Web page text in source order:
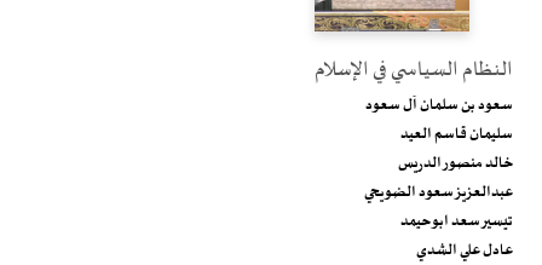
النظام السياسي في الإسلام
سعود بن سلمان آل سعود
سليمان قاسم العيد
خالد منصور الدريس
عبدالعزيز سعود الضويحي
تيسير سعد ابو حيمد
عادل علي الشدي